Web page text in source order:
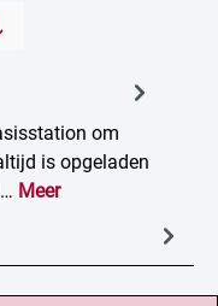
om
is opgeladen
Meer